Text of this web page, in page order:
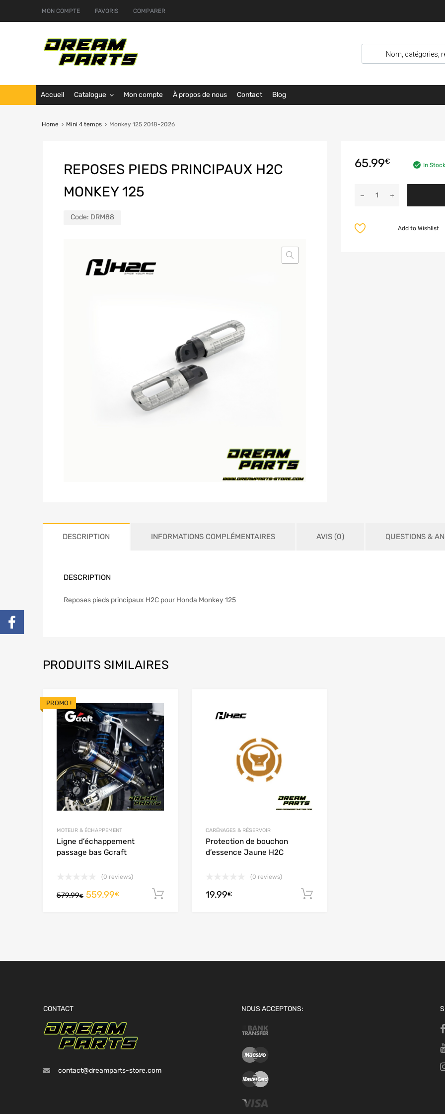
MON COMPTE FAVORIS COMPARER
Accueil Catalogue Mon compte À propos de nous Contact Blog
Home Mini 4 temps Monkey 125 2018-2026
REPOSES PIEDS PRINCIPAUX H2C
MONKEY 125
Code: DRM88
65.99€ In Stock
Add to Wishlist
DESCRIPTION INFORMATIONS COMPLÉMENTAIRES AVIS (0) QUESTIONS &
DESCRIPTION
Reposes pieds principaux H2C pour Honda Monkey 125
PRODUITS SIMILAIRES
PROMO !
MOTEUR & ÉCHAPPEMENT
Ligne d’échappement
passage bas Gcraft
(0 reviews)
579.99€ 559.99€ Ajouter au panier
CARÉNAGES & RÉSERVOIR
Protection de bouchon
d’essence Jaune H2C
(0 reviews)
19.99€
CONTACT
contact@dreamparts-store.com
NOUS ACCEPTONS: